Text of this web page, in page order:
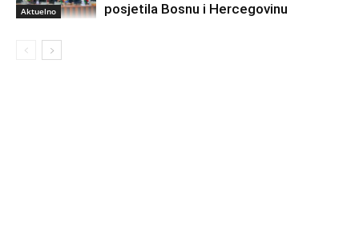
Aktuelno
posjetila Bosnu i Hercegovinu